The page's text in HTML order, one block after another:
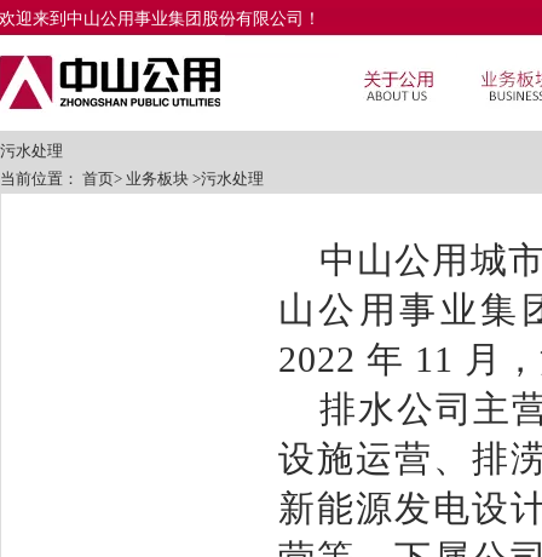
欢迎来到中山公用事业集团股份有限公司！
污水处理
当前位置： 首页> 业务板块 >污水处理
中山公用城
山公用事业集
2022 年 11 月
排水公司主
设施运营、排
新能源发电设